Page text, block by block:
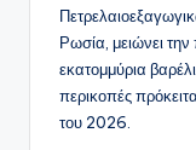
Ρωσία, μειώνει
εκατομμύρια
περικοπές
του 2026.